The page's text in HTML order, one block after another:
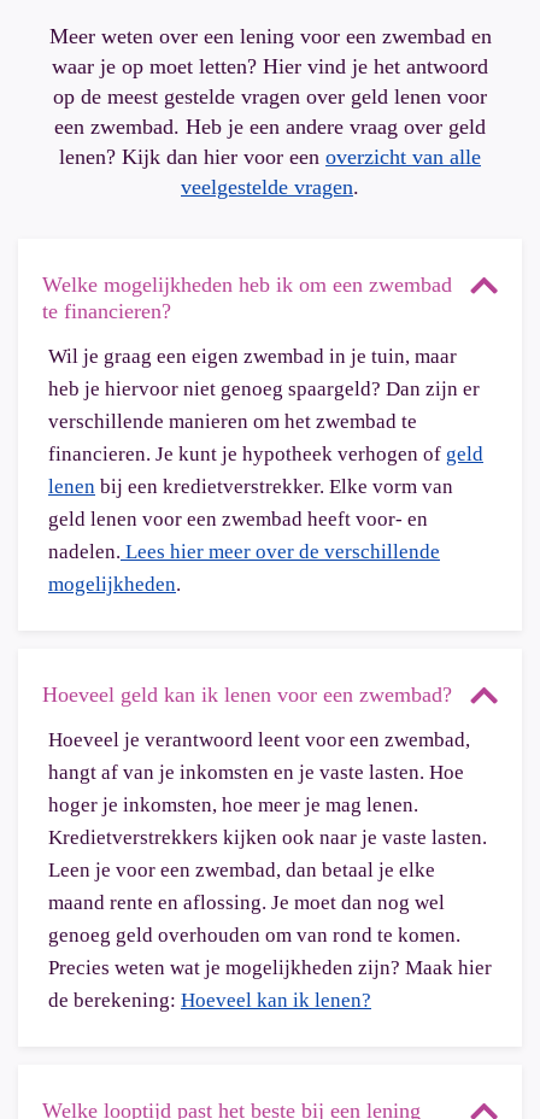
Meer weten over een lening voor een zwembad en
waar je op moet letten? Hier vind je het antwoord
op de meest gestelde vragen over geld lenen voor
een zwembad. Heb je een andere vraag over geld
lenen? Kijk dan hier voor een overzicht van alle
veelgestelde vragen.
Welke mogelijkheden heb ik om een zwembad
te financieren?
Wil je graag een eigen zwembad in je tuin, maar
heb je hiervoor niet genoeg spaargeld? Dan zijn er
verschillende manieren om het zwembad te
financieren. Je kunt je hypotheek verhogen of geld
lenen bij een kredietverstrekker. Elke vorm van
geld lenen voor een zwembad heeft voor- en
nadelen. Lees hier meer over de verschillende
mogelijkheden.
Hoeveel geld kan ik lenen voor een zwembad?
Hoeveel je verantwoord leent voor een zwembad,
hangt af van je inkomsten en je vaste lasten. Hoe
hoger je inkomsten, hoe meer je mag lenen.
Kredietverstrekkers kijken ook naar je vaste lasten.
Leen je voor een zwembad, dan betaal je elke
maand rente en aflossing. Je moet dan nog wel
genoeg geld overhouden om van rond te komen.
Precies weten wat je mogelijkheden zijn? Maak hier
de berekening: Hoeveel kan ik lenen?
Welke looptijd past het beste bij een lening